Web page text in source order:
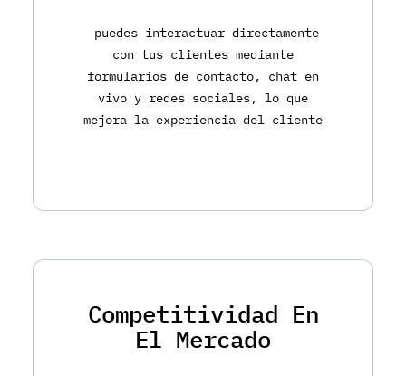
puedes interactuar directamente
con tus clientes mediante
formularios de contacto, chat en
vivo y redes sociales, lo que
mejora la experiencia del cliente
Competitividad En
El Mercado